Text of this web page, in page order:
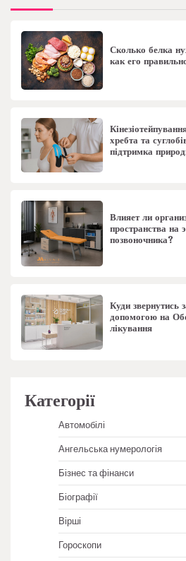
Сколько белка
как его
хребта та
підтримка
Влияет ли
пространства на
позвоночника?
Куди звернутись
допомогою на
лікування
Категорії
Автомобілі
Ангельська нумерологія
Бізнес та фінанси
Біографії
Вірші
Гороскопи